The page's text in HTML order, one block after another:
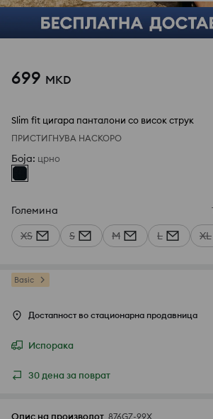
699 MKD
Slim fit цигара панталони со висок струк
ПРИСТИГНУВА НАСКОРО
Боја: црно
Големина
XS S M L XL
Basic
Достапност во стационарна продавница
Испорака
30 дена за поврат
Опис на производот 876GZ-99X